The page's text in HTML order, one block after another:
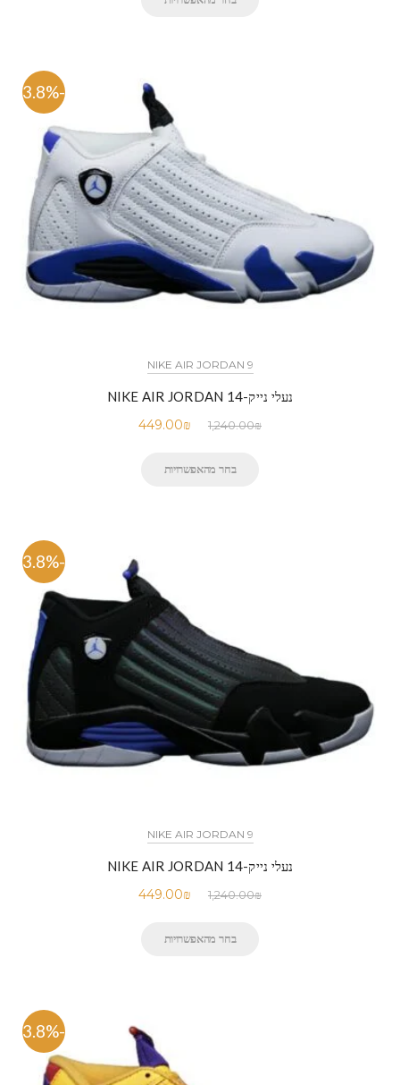
-63.8%
NIKE AIR JORDAN 9
נעלי נייק-NIKE AIR JORDAN 14
1,240.00₪
449.00₪
בחר מהאפשרויות
-63.8%
NIKE AIR JORDAN 9
נעלי נייק-NIKE AIR JORDAN 14
1,240.00₪
449.00₪
בחר מהאפשרויות
-63.8%